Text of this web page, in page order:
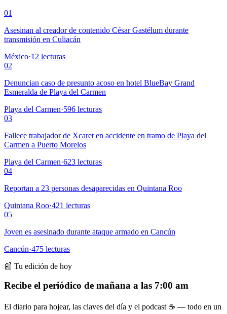
01
Asesinan al creador de contenido César Gastélum durante
transmisión en Culiacán
México·12 lecturas
02
Denuncian caso de presunto acoso en hotel BlueBay Grand
Esmeralda de Playa del Carmen
Playa del Carmen·596 lecturas
03
Fallece trabajador de Xcaret en accidente en tramo de Playa del
Carmen a Puerto Morelos
Playa del Carmen·623 lecturas
04
Reportan a 23 personas desaparecidas en Quintana Roo
Quintana Roo·421 lecturas
05
Joven es asesinado durante ataque armado en Cancún
Cancún·475 lecturas
📰 Tu edición de hoy
Recibe el periódico de mañana a las 7:00 am
El diario para hojear, las claves del día y el podcast ☕ — todo en un